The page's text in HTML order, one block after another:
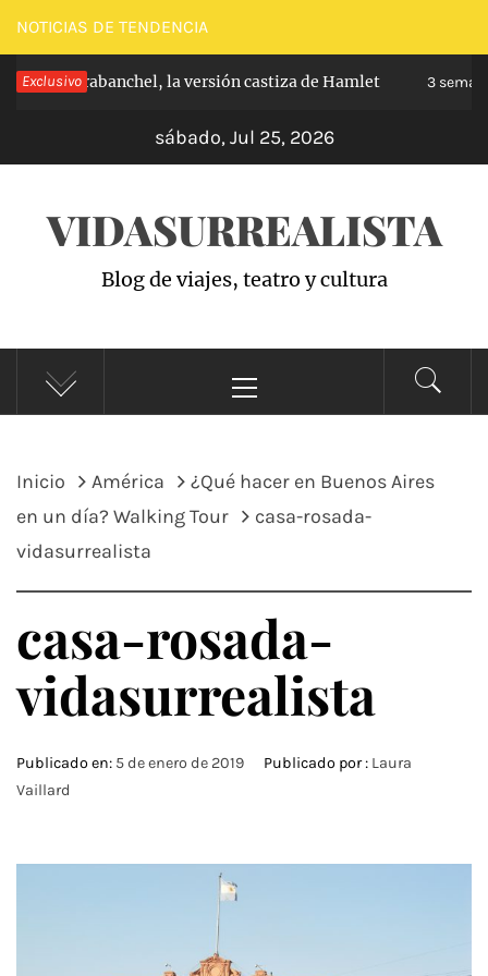
Saltar
al
contenido
NOTICIAS DE TENDENCIA
Exclusivo
de Carabanchel, la versión castiza de Hamlet 3
sábado, Jul 25, 2026
VIDASURREALISTA
Blog de viajes, teatro y cultura
principal
Inicio América
¿Qué hacer en Buenos Aires
en un día? Walking Tour
casa-rosada-
vidasurrealista
casa-rosada-
vidasurrealista
Publicado en: 5 de enero de 2019 Publicado por : Laura
Vaillard